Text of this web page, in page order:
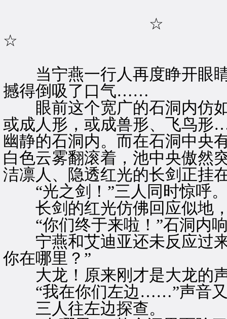
☆
☆
当宁燕一行人再度睁开眼睛
撼得倒吸了口气……
眼前这个宽广的石洞内仿如
或成人形，或成兽形、飞鸟
幽静的石洞内。而在石洞中央
白色云雾翻滚着，池中央傲然
洁凛人、隐透红光的长剑正挂
“光之剑！”三人同时惊呼
长剑的红光仿佛回应似地，
“你们终于来啦！”石洞内响
宁燕和艾迪亚还未反应过来
你在哪里？”
大龙！原来刚才是大龙的
“我在你们左边……”声音又
三人往左边探查。